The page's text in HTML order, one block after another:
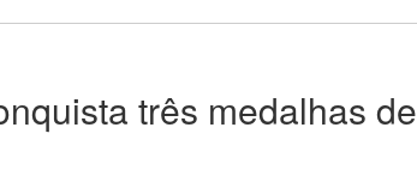
três medalhas de